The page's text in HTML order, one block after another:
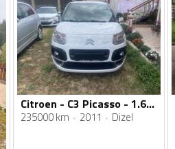
Citroen - C3 Picasso - 1.6 hdi
235000 km 2011 Dizel